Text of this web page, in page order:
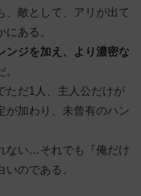
、敵として、アリが出て
ある。
ンジを加え、より濃密な
。
ただ1人、主人公だけが
が加わり、未曾有のハン
ない…それでも『俺だけ
のである。